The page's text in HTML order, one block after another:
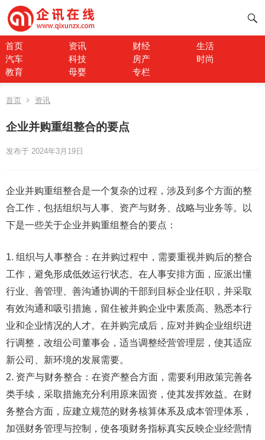
首页 资讯 财经
生活
汽车
科技 房产
时尚
教育
母婴 专栏
首页 资讯
企业并购重组整合的要点
发布于 2024年3月19日
企业并购重组整合是一个复杂的过程，涉及到多个方面的整
合工作，包括组织与人事、资产与财务、战略与业务等。以
下是一些关于企业并购重组整合的要点：
1. 组织与人事整合：在并购过程中，需要重视并购后的整合
工作，避免形成低效运行状态。在人事安排方面，应派出懂
行业、善管理、善沟通协调的干部到目标企业任职，并采取
有效沟通和吸引措施，留住被并购企业中素质高、熟悉本行
业和企业情况的人才。在并购完成后，应对并购企业组织进
行调整，改组公司董事会，适当调整经营管理层，使其适应
新公司、新环境的发展需要。
2. 资产与财务整合：在资产整合方面，需要利用政策完善各
类手续，采取措施充分利用原来固资，使其发挥效益。在财
务整合方面，应建立规范的财务核算体系及成本管理体系，
加强财务管理与控制，使各项财务指标真实反映企业经营情